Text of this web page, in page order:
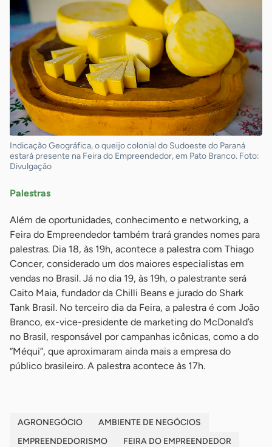
Indicação Geográfica, o queijo colonial do Sudoeste do Paraná
estará presente na Feira do Empreendedor, em Pato Branco. Foto:
Divulgação
Palestras
Além de oportunidades, conhecimento e networking, a
Feira do Empreendedor também trará grandes nomes para
palestras. Dia 18, às 19h, acontece a palestra com Thiago
Concer, considerado um dos maiores especialistas em
vendas no Brasil. Já no dia 19, às 19h, o palestrante será
Caito Maia, fundador da Chilli Beans e jurado do Shark
Tank Brasil. No terceiro dia da Feira, a palestra é com João
Branco, ex-vice-presidente de marketing do McDonald’s
no Brasil, responsável por campanhas icônicas, como a do
“Méqui”, que aproximaram ainda mais a empresa do
público brasileiro. A palestra acontece às 17h.
AGRONEGÓCIO
AMBIENTE DE NEGÓCIOS
EMPREENDEDORISMO
FEIRA DO EMPREENDEDOR